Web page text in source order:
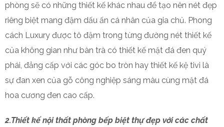
phòng sẽ có những thiết kế khác nhau để tạo nên nét đẹp
riêng biệt mang đậm dấu ấn cá nhân của gia chủ. Phong
cách Luxury được tô đậm trong từng đường nét thiết kế
của không gian như bàn trà có thiết kế mặt đá đen quý
phái, đẳng cấp với các góc bo tròn hay thiết kế kệ tivi là
sự đan xen của gỗ công nghiệp sáng màu cùng mặt đá
hoa cương đen cao cấp.
2.Thiết kế nội thất phòng bếp biệt thự đẹp với các chất